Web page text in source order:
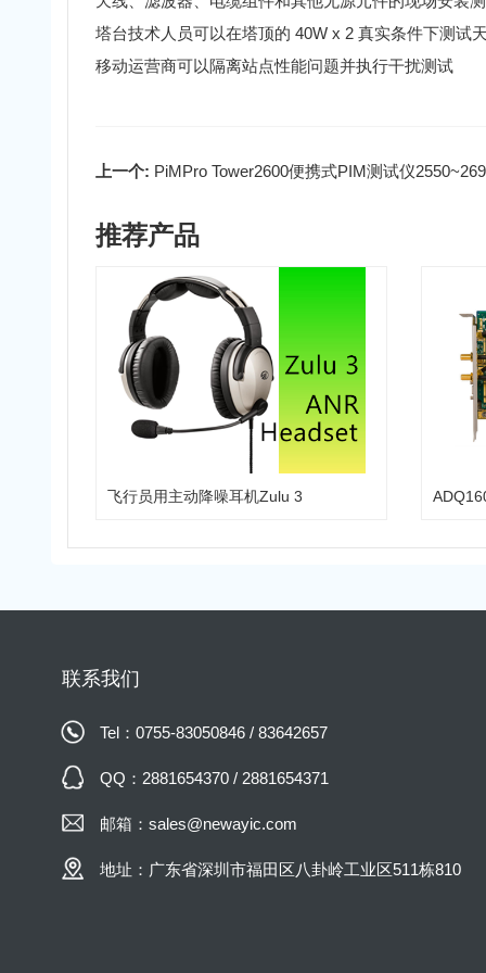
塔台技术人员可以在塔顶的 40W x 2 真实条件下测试
移动运营商可以隔离站点性能问题并执行干扰测试
上一个: PiMPro Tower2600便携式PIM测试仪
推荐产品
飞行员用主动降噪耳机Zulu 3
联系我们
Tel：0755-83050846 / 83642657
QQ：2881654370 / 2881654371
邮箱：sales@newayic.com
地址：广东省深圳市福田区八卦岭工业区511栋810